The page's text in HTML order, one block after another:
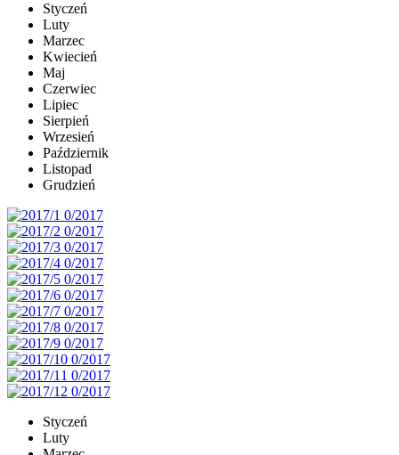
Styczeń
Luty
Marzec
Kwiecień
Maj
Czerwiec
Lipiec
Sierpień
Wrzesień
Październik
Listopad
Grudzień
Styczeń
Luty